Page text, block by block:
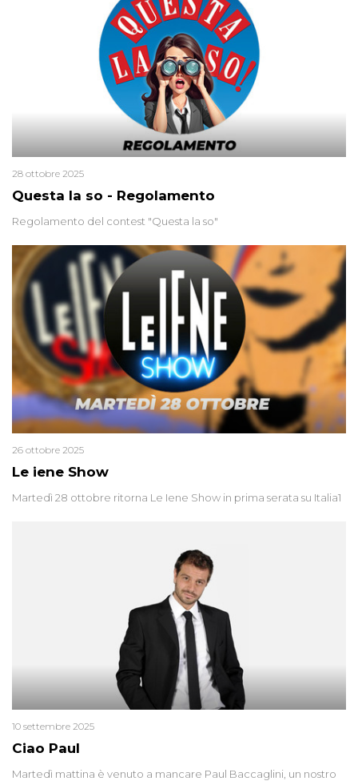
colpevoli per un solo omicidio: errore giudiziario o giustizia
Questa la so - Regolamento
28 ottobre 2025
Regolamento del contest "Questa la so"
Le iene Show
26 ottobre 2025
Martedì 28 ottobre ritorna Le Iene Show in prima serata su Italia1
Ciao Paul
10 settembre 2025
Martedì mattina è venuto a mancare Paul Baccaglini, un nostro